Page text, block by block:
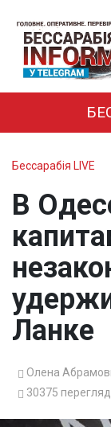
Бессарабія LIVE
В
Ланке
Олена
30375